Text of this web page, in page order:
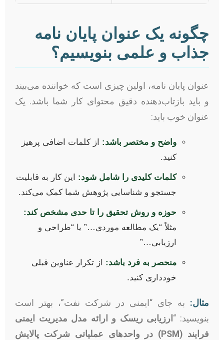
چگونه یک عنوان پایان نامه
جذاب و علمی بنویسیم؟
عنوان پایان نامه، اولین چیزی است که خواننده می‌بیند
و باید بازتاب‌دهنده دقیق محتوای کار شما باشد. یک
عنوان خوب باید:
واضح و مختصر باشد: از کلمات اضافی پرهیز
کنید.
کلمات کلیدی را شامل شود: این کار به قابلیت
جستجو و شناسایی پژوهش شما کمک می‌کند.
حوزه و روش تحقیق را تا حدی مشخص کند:
مثلاً “یک مطالعه موردی…” یا “طراحی و
ارزیابی…”
منحصر به فرد باشد: از تکرار عناوین قبلی
خودداری کنید.
مثال: به جای “ایمنی در شرکت نفت”، بهتر است
بنویسید: “ ارزیابی ریسک و ارائه مدل مدیریت ایمنی
فرایند (PSM) در واحدهای عملیاتی شرکت پالایش